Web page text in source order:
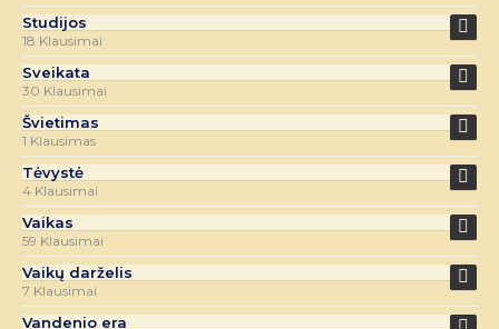
Studijos
18 Klausimai
Sveikata
30 Klausimai
Švietimas
1 Klausimas
Tėvystė
4 Klausimai
Vaikas
59 Klausimai
Vaikų darželis
7 Klausimai
Vandenio era